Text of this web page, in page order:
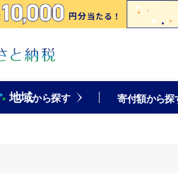
地域から探す 寄付額から探